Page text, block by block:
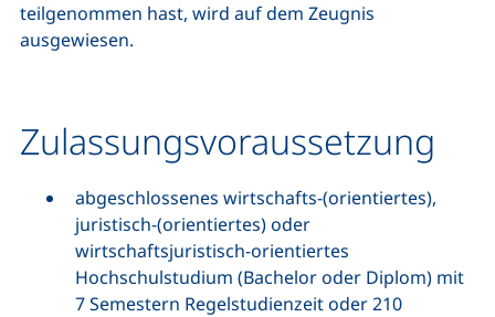
teilgenommen hast, wird auf dem Zeugnis
ausgewiesen.
Zulassungsvoraussetzung
abgeschlossenes wirtschafts-(orientiertes),
juristisch-(orientiertes) oder
wirtschaftsjuristisch-orientiertes
Hochschulstudium (Bachelor oder Diplom) mit
7 Semestern Regelstudienzeit oder 210